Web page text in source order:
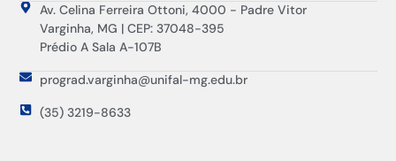
Av. Celina Ferreira Ottoni, 4000 - Padre Vitor
Varginha, MG | CEP: 37048-395
Prédio A Sala A-107B
prograd.varginha@unifal-mg.edu.br
(35) 3219-8633